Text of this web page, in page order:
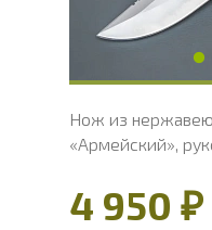
Твердость клинка,
Нож из
«Армейский»,
4 950 ₽